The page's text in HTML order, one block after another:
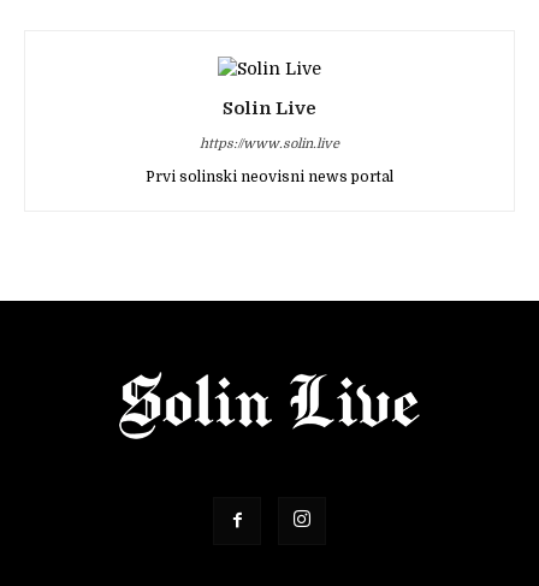
Solin Live
https://www.solin.live
Prvi solinski neovisni news portal